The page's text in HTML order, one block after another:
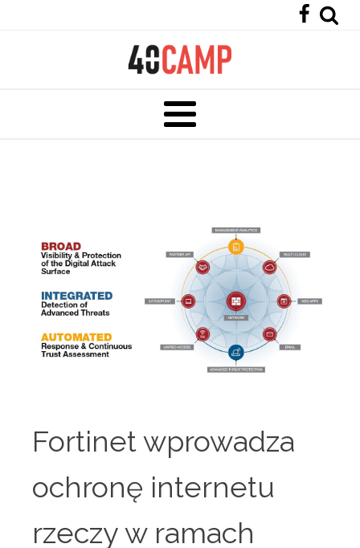
Fortinet wprowadza
ochronę internetu
rzeczy w ramach